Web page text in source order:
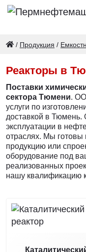
/ Продукция /
Реакторы в
Поставки
сектора Тюмени.
услуги по
доставкой в Тюмень.
эксплуатации в
отраслях. Мы готовы
продукцию или
оборудование под
реализованных
нашу квалификацию